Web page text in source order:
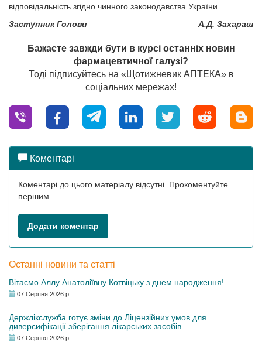
відповідальність згідно чинного законодавства України.
Заступник Голови
А.Д. Захараш
Бажаєте завжди бути в курсі останніх новин
фармацевтичної галузі?
Тоді підписуйтесь на «Щотижневик АПТЕКА» в
соціальних мережах!
Коментарі
Коментарі до цього матеріалу відсутні. Прокоментуйте
першим
Додати коментар
Останні новини та статті
Вітаємо Аллу Анатоліївну Котвіцьку з днем народження!
07 Серпня 2026 р.
Держлікслужба готує зміни до Ліцензійних умов для
диверсифікації зберігання лікарських засобів
07 Серпня 2026 р.